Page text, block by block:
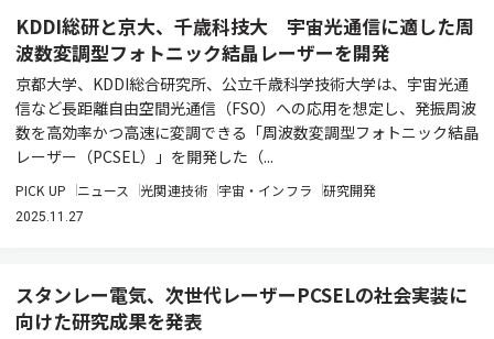
KDDI総研と京大、千歳科技大 宇宙光通信に適した周
波数変調型フォトニック結晶レーザーを開発
京都大学、KDDI総合研究所、公立千歳科学技術大学は、宇宙光通
信など長距離自由空間光通信（FSO）への応用を想定し、発振周波
数を高効率かつ高速に変調できる「周波数変調型フォトニック結晶
レーザー（PCSEL）」を開発した（...
PICK UP ニュース 光関連技術 宇宙・インフラ 研究開発
2025.11.27
スタンレー電気、次世代レーザーPCSELの社会実装に
向けた研究成果を発表